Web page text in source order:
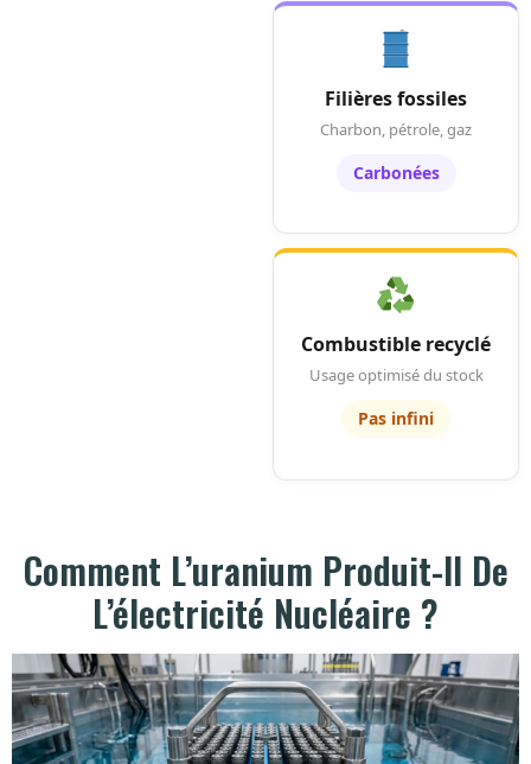
Filières fossiles
Charbon, pétrole, gaz
Carbonées
Combustible recyclé
Usage optimisé du stock
Pas infini
Comment L’uranium Produit-Il De
L’électricité Nucléaire ?